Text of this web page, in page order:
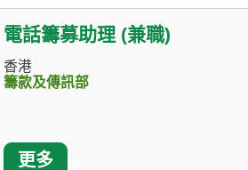
電話籌募助理 (兼職)
香港
籌款及傳訊部
更多